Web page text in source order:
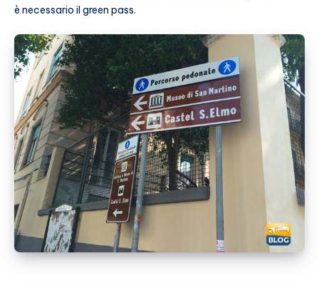
è necessario il green pass.